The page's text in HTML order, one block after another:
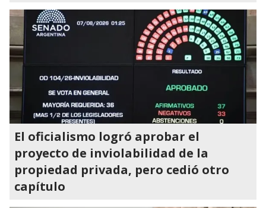
El oficialismo logró aprobar el
proyecto de inviolabilidad de la
propiedad privada, pero cedió otro
capítulo